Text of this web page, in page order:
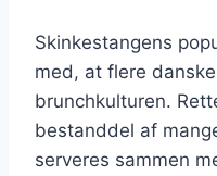
Skinkestangens
med, at flere
brunchkulturen.
bestanddel af
serveres sammen